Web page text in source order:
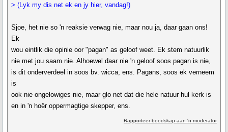
> (Lyk my dis net ek en jy hier, vandag!)
Sjoe, het nie so 'n reaksie verwag nie, maar nou ja, daar gaan ons!
Ek
wou eintlik die opinie oor "pagan" as geloof weet. Ek stem natuurlik
nie met jou saam nie. Alhoewel daar nie 'n geloof soos pagan is nie,
is dit onderverdeel in soos bv. wicca, ens. Pagans, soos ek verneem
is
ook nie ongelowiges nie, maar glo net dat die hele natuur hul kerk is
en in 'n hoër oppermagtige skepper, ens.
Rapporteer boodskap aan 'n moderator